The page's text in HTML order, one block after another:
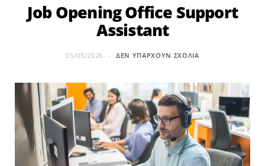
Job Opening Office Support
Assistant
05/05/2026 ΔΕΝ ΥΠΆΡΧΟΥΝ ΣΧΌΛΙΑ